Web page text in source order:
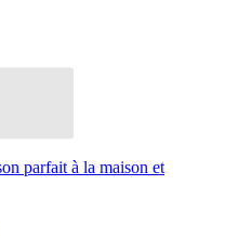
parfait à la maison et